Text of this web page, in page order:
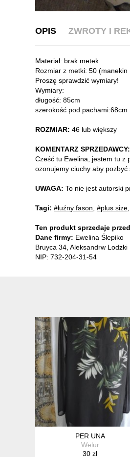
OPIS ZWROTY I
Materiał: brak metek
Rozmiar z metki: 50 (manekin
Proszę sprawdzić wymiary!
Wymiary:
długość: 85cm
szerokość pod pachami:68cm
ROZMIAR: 46 lub większy
KOMENTARZ SPRZEDAWCY:
Cześć tu Ewelina, jestem tu z
ozonujemy ciuchy aby
UWAGA: To nie jest autorski
Tagi: #luźny fason #plus size
Ten produkt sprzedaje
Dane firmy: Ewelina Ślepiko
Bruyca 34, Aleksandrw Lodzki
NIP: 732-204-31-54
PER UNA
Welur
30 zł